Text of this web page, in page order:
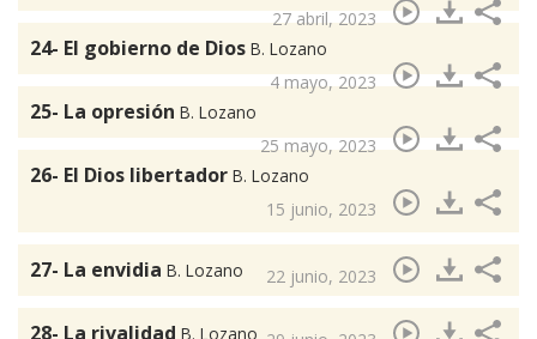
27 abril, 2023
24- El gobierno de Dios B. Lozano
4 mayo, 2023
25- La opresión B. Lozano
25 mayo, 2023
26- El Dios libertador B. Lozano
15 junio, 2023
27- La envidia B. Lozano 22 junio, 2023
28- La rivalidad B. Lozano